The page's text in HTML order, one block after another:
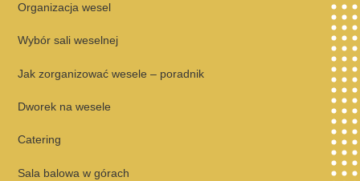
Organizacja wesel
Wybór sali weselnej
Jak zorganizować wesele – poradnik
Dworek na wesele
Catering
Sala balowa w górach